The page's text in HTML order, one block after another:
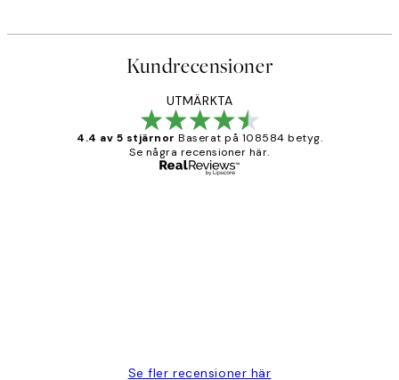
Kundrecensioner
UTMÄRKTA
4.4 av 5 stjärnor Baserat på 108584 betyg.
Se några recensioner här.
Se fler recensioner här